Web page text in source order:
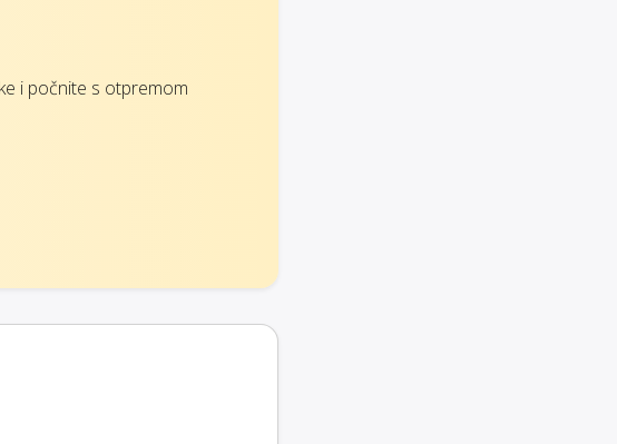
i počnite s otpremom